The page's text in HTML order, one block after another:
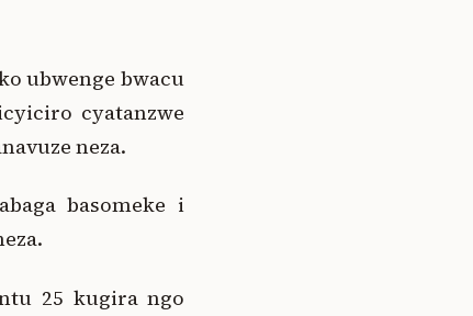
ubwenge bwacu
cyatanzwe
neza.
basomeke i
25 kugira ngo